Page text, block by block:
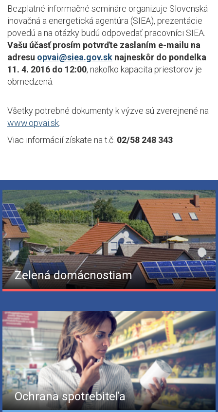
Bezplatné informačné semináre organizuje Slovenská
inovačná a energetická agentúra (SIEA), prezentácie
povedú a na otázky budú odpovedať pracovníci SIEA.
Vašu účasť prosím potvrďte zaslaním e-mailu na
adresu opvai@siea.gov.sk najneskôr do pondelka
11. 4. 2016 do 12:00, nakoľko kapacita priestorov je
obmedzená.
Všetky potrebné dokumenty k výzve sú zverejnené na
www.opvai.sk
Viac informácií získate na t.č. 02/58 248 343
Zelená domácnostiam
Ochrana spotrebiteľa